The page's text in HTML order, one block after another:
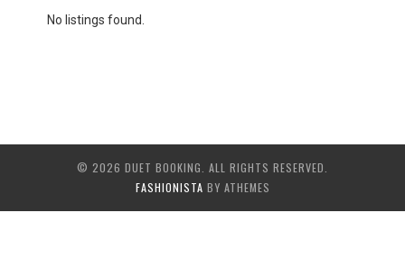
No listings found.
© 2026 DUET BOOKING. ALL RIGHTS RESERVED.
FASHIONISTA BY ATHEMES